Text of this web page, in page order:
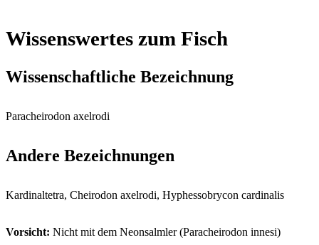
Wissenswertes zum Fisch
Wissenschaftliche Bezeichnung
Paracheirodon axelrodi
Andere Bezeichnungen
Kardinaltetra, Cheirodon axelrodi, Hyphessobrycon cardinalis
Vorsicht: Nicht mit dem Neonsalmler (Paracheirodon innesi)